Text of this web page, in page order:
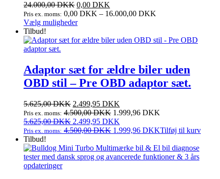
24.000,00DKK 0,00 DKK
Pris ex. moms: 0,00 DKK – 16.000,00 DKK
Vælg mulighederDette
har
Mulighederne
kan
vælges
varesiden
Tilbud!
Adaptor sæt for ældre biler uden
OBD stil – Pre OBD adaptor sæt.
5.625,00DKK Den
oprindelige
pris
var:
2.499,95 DKK
aktuelle
er:
Pris ex. moms: 4.500,00DKK 1.999,96 DKK
5.625,00DKK Den
oprindelige
var:
5.625,00 DKK.
2.499,95 DKK
aktuelle
er:
2.499,95 DKK.
Pris ex. moms: 4.500,00DKK 1.999,96 DKKTilføj til kurv
Tilbud!